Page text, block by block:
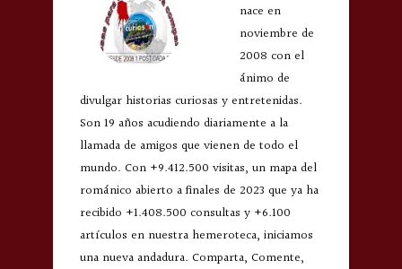
nace en
noviembre de
2008 con el
ánimo de
divulgar historias curiosas y entretenidas.
Son 19 años acudiendo diariamente a la
llamada de amigos que vienen de todo el
mundo. Con +9.412.500 visitas, un mapa del
románico abierto a finales de 2023 que ya ha
recibido +1.408.500 consultas y +6.100
artículos en nuestra hemeroteca, iniciamos
una nueva andadura. Comparta, Comente,